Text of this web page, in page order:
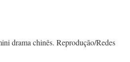
drama chinês. Reprodução/Redes